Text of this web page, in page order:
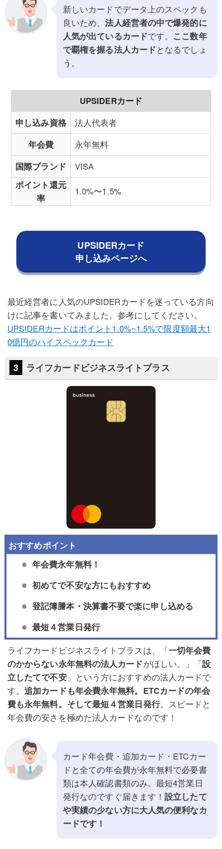
新しいカードでデータ上のスペックも
良いため、法人経営者の中で爆発的に
人気が出ているカードです。 ここ数年
で覇権を握る法人カードとなるでしょ
う。
UPSIDERカード
申し込み資格
法人代表者
年会費
永年無料
国際ブランド
VISA
ポイント還元
率
1.0%〜1.5%
UPSIDERカード
申し込みページへ
最近経営者に人気のUPSIDERカードを迷っている方向
けに記事を書いてみました。参考にしてください。
UPSIDERカードはポイント1.0%~1.5%で限度額最大1
0億円のハイスペックカード
ライフカードビジネスライトプラス
年会費永年無料！
初めてで不安な方にもおすすめ
登記簿謄本・決算書不要で楽に申し込める
最短４営業日発行
ライフカードビジネスライトプラスは、「一切年会費
のかからない永年無料の法人カードがほしい。」「設
立したてで不安」という方におすすめの法人カードで
す。追加カードも年会費永年無料。ETCカードの年会
費も永年無料。そして最短４営業日発行。スピードと
年会費の安さを極めた法人カードなのです！
カード年会費・追加カード・ETCカー
ドと全ての年会費が永年無料で必要書
類は本人確認書類のみ。最短4営業日
発行なのですぐ届きます！設立したて
や実績の少ない方に大人気の便利なカ
ードです！